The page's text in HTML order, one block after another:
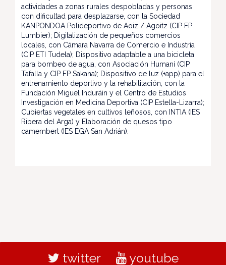
actividades a zonas rurales despobladas y personas
con dificultad para desplazarse, con la Sociedad
KANPONDOA Polideportivo de Aoiz / Agoitz (CIP FP
Lumbier); Digitalización de pequeños comercios
locales, con Cámara Navarra de Comercio e Industria
(CIP ETI Tudela); Dispositivo adaptable a una bicicleta
para bombeo de agua, con Asociación Humani (CIP
Tafalla y CIP FP Sakana); Dispositivo de luz (+app) para el
entrenamiento deportivo y la rehabilitación, con la
Fundación Miguel Induráin y el Centro de Estudios
Investigación en Medicina Deportiva (CIP Estella-Lizarra);
Cubiertas vegetales en cultivos leñosos, con INTIA (IES
Ribera del Arga) y Elaboración de quesos tipo
camembert (IES EGA San Adrián).
twitter youtube